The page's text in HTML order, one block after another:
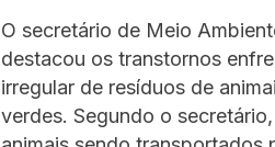
O secretário de Meio
destacou os transtornos
irregular de resíduos de
verdes. Segundo o